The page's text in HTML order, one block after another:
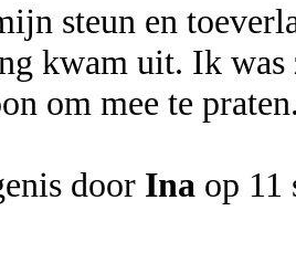
steun en
kwam uit. Ik was
om mee te
door Ina op 11